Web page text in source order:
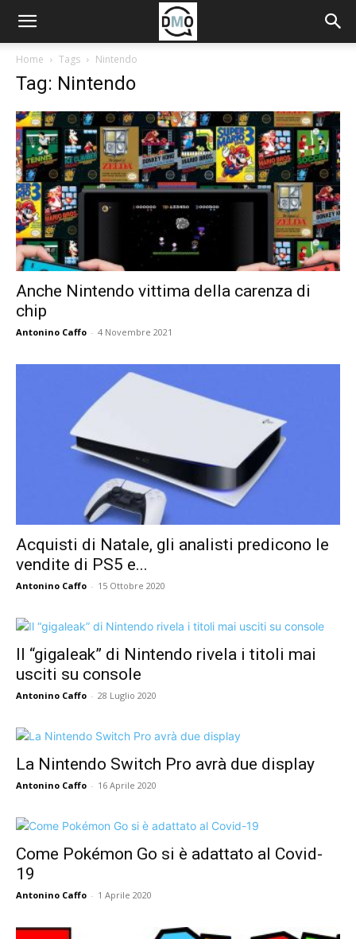
Home Tags Nintendo
Tag: Nintendo
Anche Nintendo vittima della carenza di
chip
Antonino Caffo - 4 Novembre 2021
Acquisti di Natale, gli analisti predicono le
vendite di PS5 e...
Antonino Caffo - 15 Ottobre 2020
Il “gigaleak” di Nintendo rivela i titoli mai
usciti su console
Antonino Caffo - 28 Luglio 2020
La Nintendo Switch Pro avrà due display
Antonino Caffo - 16 Aprile 2020
Come Pokémon Go si è adattato al Covid-
19
Antonino Caffo - 1 Aprile 2020